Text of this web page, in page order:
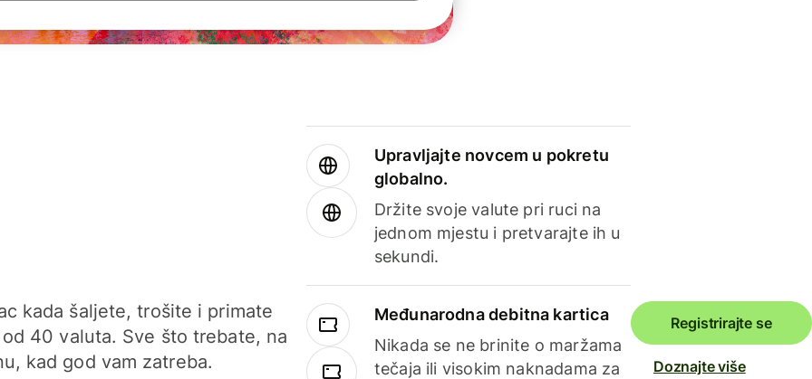
kada šaljete, trošite i primate
40 valuta. Sve što trebate, na
kad god vam zatreba.
Upravljajte novcem u pokretu
globalno.
Držite svoje valute pri ruci na
jednom mjestu i pretvarajte ih u
sekundi.
Međunarodna debitna kartica
Nikada se ne brinite o maržama
tečaja ili visokim naknadama za
Registrirajte se
Doznajte više